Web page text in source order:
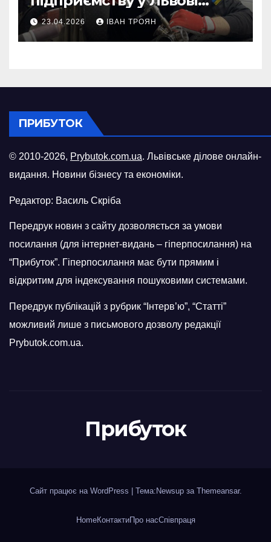
відновити виробничі
потужності після атаки
російського БПЛА
23.04.2026 ІВАН ТРОЯН
ПРИБУТОК
© 2010-2026, Prybutok.com.ua. Львівське ділове онлайн-
видання. Новини бізнесу та економіки.
Редактор: Василь Скріба
Передрук новин з сайту дозволяється за умови
посилання (для інтернет-видань – гіперпосилання) на
“Прибуток”. Гіперпосилання має бути прямим і
відкритим для індексування пошуковими системами.
Передрук публікацій з рубрик “Інтерв’ю”, “Статті”
можливий лише з письмового дозволу редакції
Prybutok.com.ua.
Прибуток
Сайт працює на WordPress Тема:Newsup за Themeansar.
HomeКонтактиПро насСпівпраця